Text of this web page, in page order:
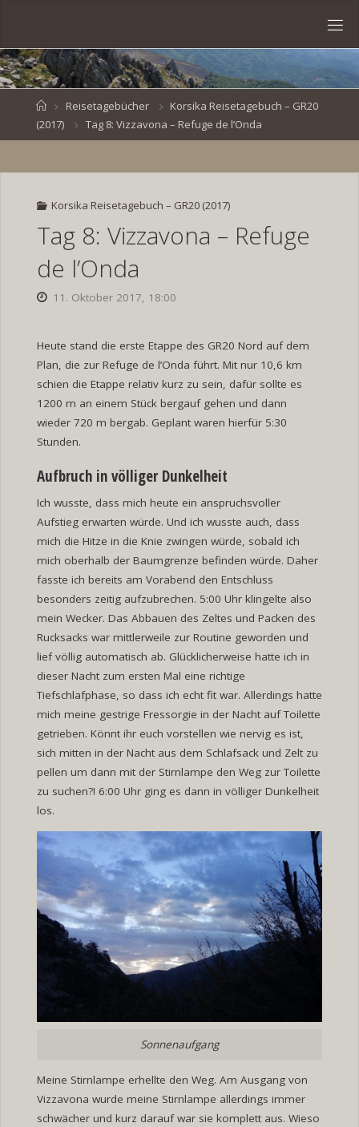
content
VEN
BR
HomeReisetagebücher
Korsika Reisetagebuch – GR20
(2017)
Tag 8: Vizzavona – Refuge de l’Onda
Korsika Reisetagebuch – GR20 (2017)
Tag 8: Vizzavona – Refuge
de l’Onda
11. Oktober 2017, 18:00
Heute stand die erste Etappe des GR20 Nord auf dem
Plan, die zur Refuge de l’Onda führt. Mit nur 10,6 km
schien die Etappe relativ kurz zu sein, dafür sollte es
1200 m an einem Stück bergauf gehen und dann
wieder 720 m bergab. Geplant waren hierfür 5:30
Stunden.
Aufbruch in völliger Dunkelheit
Ich wusste, dass mich heute ein anspruchsvoller
Aufstieg erwarten würde. Und ich wusste auch, dass
mich die Hitze in die Knie zwingen würde, sobald ich
mich oberhalb der Baumgrenze befinden würde. Daher
fasste ich bereits am Vorabend den Entschluss
besonders zeitig aufzubrechen. 5:00 Uhr klingelte also
mein Wecker. Das Abbauen des Zeltes und Packen des
Rucksacks war mittlerweile zur Routine geworden und
lief völlig automatisch ab. Glücklicherweise hatte ich in
dieser Nacht zum ersten Mal eine richtige
Tiefschlafphase, so dass ich echt fit war. Allerdings hatte
mich meine gestrige Fressorgie in der Nacht auf Toilette
getrieben. Könnt ihr euch vorstellen wie nervig es ist,
sich mitten in der Nacht aus dem Schlafsack und Zelt zu
pellen um dann mit der Stirnlampe den Weg zur Toilette
zu suchen?! 6:00 Uhr ging es dann in völliger Dunkelheit
los.
Sonnenaufgang
Meine Stirnlampe erhellte den Weg. Am Ausgang von
Vizzavona wurde meine Stirnlampe allerdings immer
schwächer und kurz darauf war sie komplett aus. Wieso